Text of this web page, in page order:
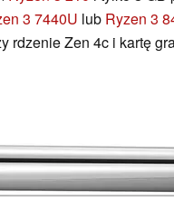
3 7440U lub Ryzen 3
rdzenie Zen 4c i kartę